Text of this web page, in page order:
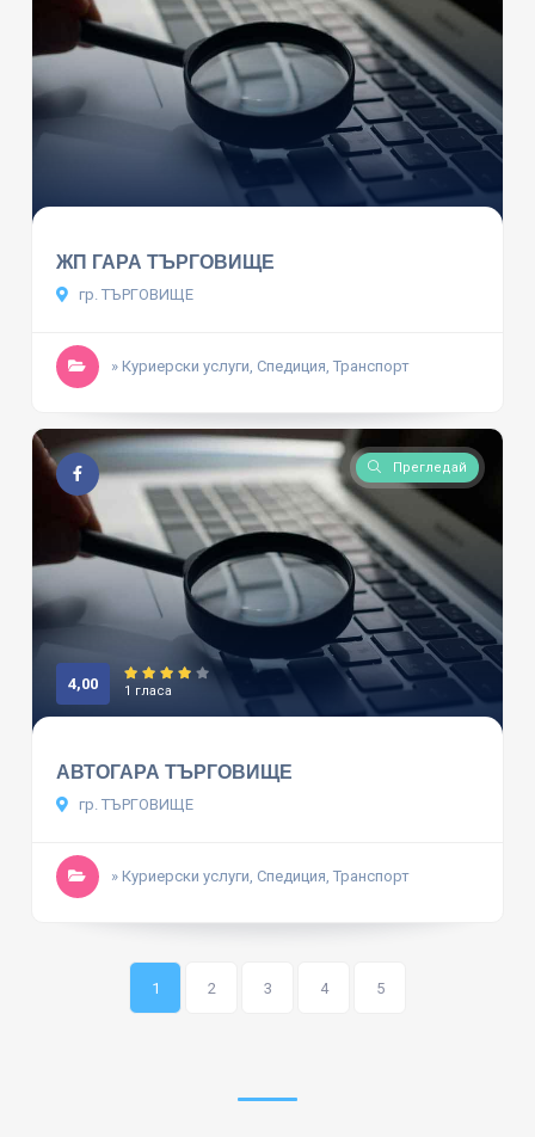
ЖП ГАРА ТЪРГОВИЩЕ
гр. ТЪРГОВИЩЕ
» Куриерски услуги, Спедиция, Транспорт
Прегледай
4,00 1 гласа
АВТОГАРА ТЪРГОВИЩЕ
гр. ТЪРГОВИЩЕ
» Куриерски услуги, Спедиция, Транспорт
1 2 3 4 5